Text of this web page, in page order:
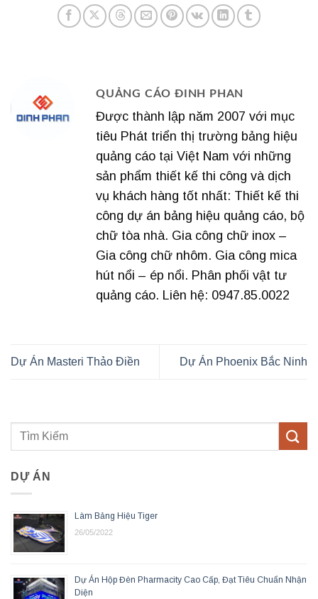
QUẢNG CÁO ĐINH PHAN
Được thành lập năm 2007 với mục
tiêu Phát triển thị trường bảng hiệu
quảng cáo tại Việt Nam với những
sản phẩm thiết kế thi công và dịch
vụ khách hàng tốt nhất: Thiết kế thi
công dự án bảng hiệu quảng cáo, bộ
chữ tòa nhà. Gia công chữ inox –
Gia công chữ nhôm. Gia công mica
hút nổi – ép nổi. Phân phối vật tư
quảng cáo. Liên hệ: 0947.85.0022
Dự Án Masteri Thảo Điền Dự Án Phoenix Bắc Ninh
DỰ ÁN
Làm Bảng Hiệu Tiger
26/05/2022
Dự Án Hộp Đèn Pharmacity Cao Cấp, Đạt Tiêu Chuẩn Nhận
Diện